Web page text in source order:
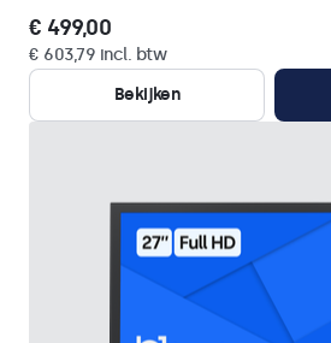
€ 499,00
€ 603,79 incl. btw
Bekijken